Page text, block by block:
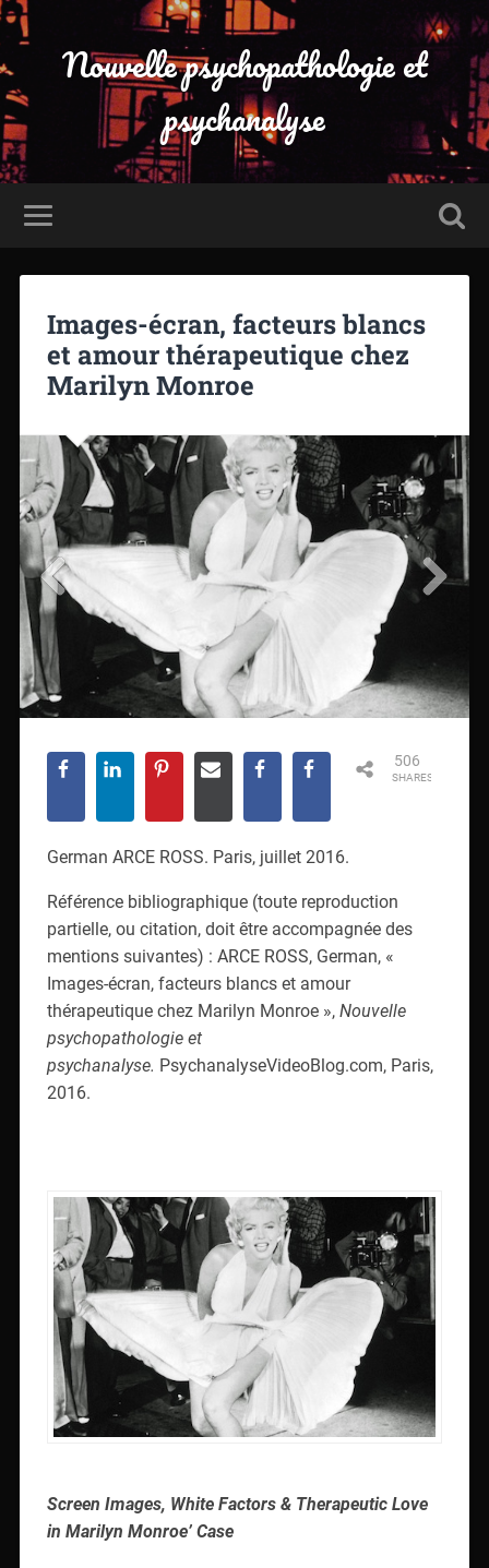
Nouvelle psychopathologie et
psychanalyse
Images-écran, facteurs blancs
et amour thérapeutique chez
Marilyn Monroe
SHARES
506
German ARCE ROSS. Paris, juillet 2016.
Référence bibliographique (toute reproduction
partielle, ou citation, doit être accompagnée des
mentions suivantes) : ARCE ROSS, German, «
Images-écran, facteurs blancs et amour
thérapeutique chez Marilyn Monroe », Nouvelle
psychopathologie et
psychanalyse. PsychanalyseVideoBlog.com, Paris,
2016.
Screen Images, White Factors & Therapeutic Love
in Marilyn Monroe’ Case